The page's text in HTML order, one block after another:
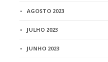
AGOSTO 2023
JULHO 2023
JUNHO 2023